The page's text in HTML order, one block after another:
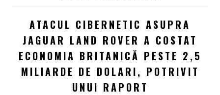
ATACUL CIBERNETIC ASUPRA
JAGUAR LAND ROVER A COSTAT
ECONOMIA BRITANICĂ PESTE 2,5
MILIARDE DE DOLARI, POTRIVIT
UNUI RAPORT